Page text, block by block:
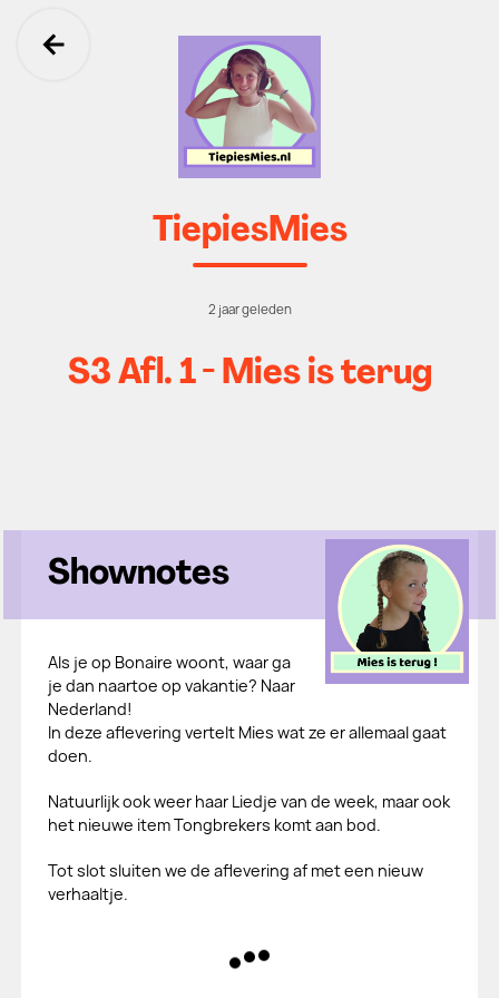
Ga terug
TiepiesMies
2 jaar geleden
S3 Afl. 1 - Mies is terug
Shownotes
Als je op Bonaire woont, waar ga
je dan naartoe op vakantie? Naar
Nederland!
In deze aflevering vertelt Mies wat ze er allemaal gaat
doen.
Natuurlijk ook weer haar Liedje van de week, maar ook
het nieuwe item Tongbrekers komt aan bod.
Tot slot sluiten we de aflevering af met een nieuw
verhaaltje.